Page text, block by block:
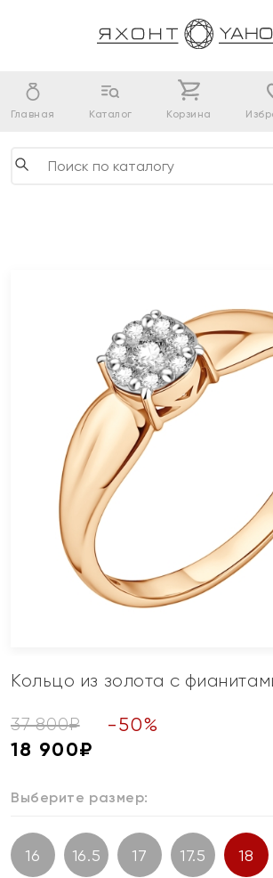
Главная Каталог Корзина
Кольцо из золота с
37 800₽ -50%
18 900₽
Выберите размер:
16 16.5 17 17.5 18